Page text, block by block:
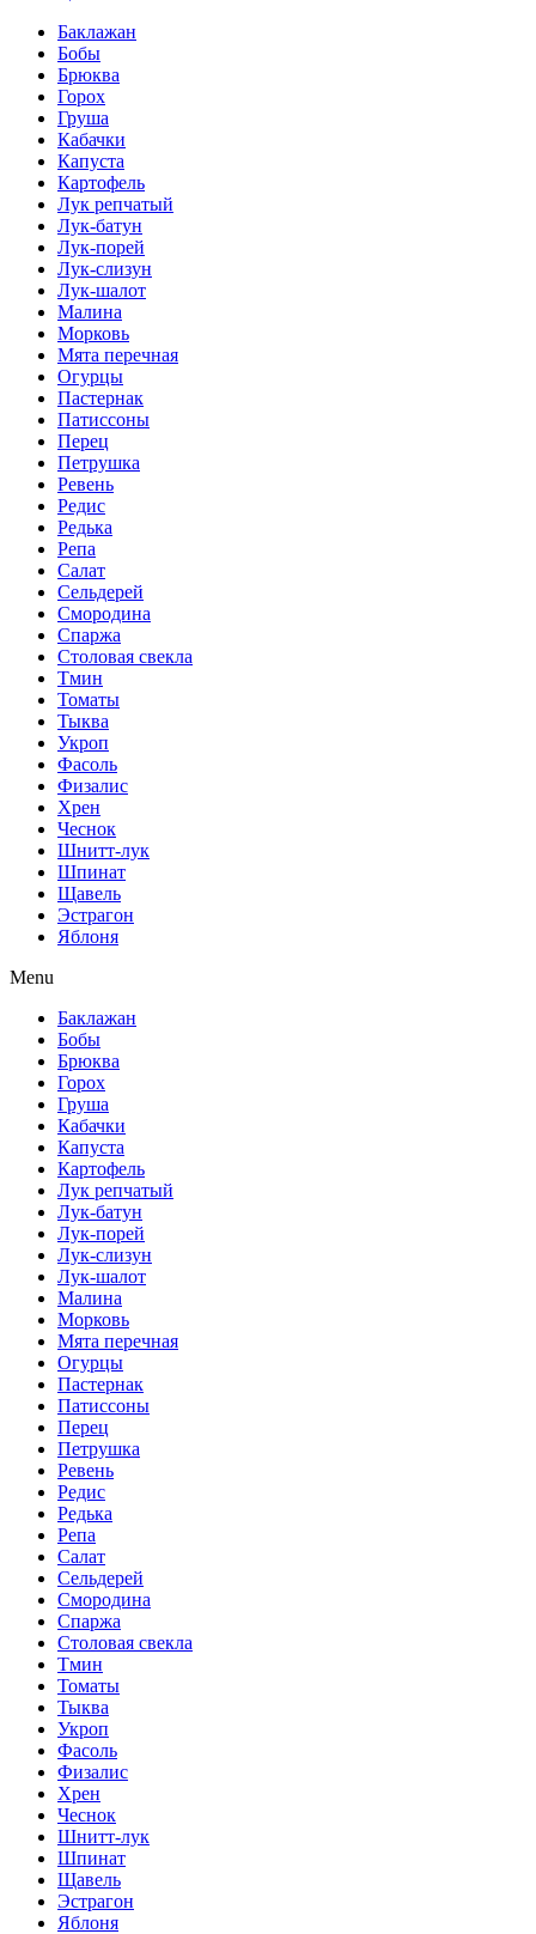
Баклажан
Бобы
Брюква
Горох
Груша
Кабачки
Капуста
Картофель
Лук репчатый
Лук-батун
Лук-порей
Лук-слизун
Лук-шалот
Малина
Морковь
Мята перечная
Огурцы
Пастернак
Патиссоны
Перец
Петрушка
Ревень
Редис
Редька
Репа
Салат
Сельдерей
Смородина
Спаржа
Столовая свекла
Тмин
Томаты
Тыква
Укроп
Фасоль
Физалис
Хрен
Чеснок
Шнитт-лук
Шпинат
Щавель
Эстрагон
Яблоня
Menu
Баклажан
Бобы
Брюква
Горох
Груша
Кабачки
Капуста
Картофель
Лук репчатый
Лук-батун
Лук-порей
Лук-слизун
Лук-шалот
Малина
Морковь
Мята перечная
Огурцы
Пастернак
Патиссоны
Перец
Петрушка
Ревень
Редис
Редька
Репа
Салат
Сельдерей
Смородина
Спаржа
Столовая свекла
Тмин
Томаты
Тыква
Укроп
Фасоль
Физалис
Хрен
Чеснок
Шнитт-лук
Шпинат
Щавель
Эстрагон
Яблоня